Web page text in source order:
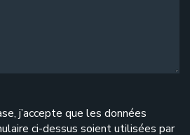
j’accepte que les données
ci-dessus soient utilisées par